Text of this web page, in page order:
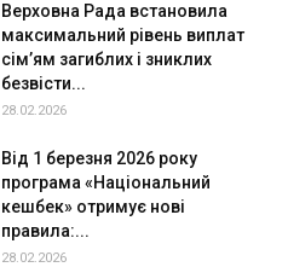
Верховна Рада встановила
максимальний рівень виплат
сім’ям загиблих і зниклих
безвісти...
28.02.2026
Від 1 березня 2026 року
програма «Національний
кешбек» отримує нові
правила:...
28.02.2026